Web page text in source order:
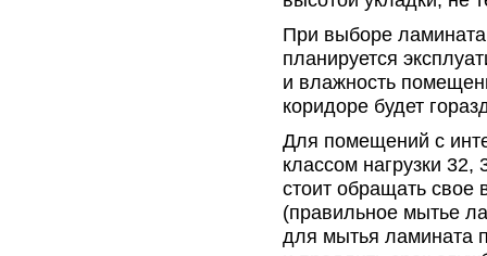
При выборе ламината
планируется
и влажность
коридоре будет
Для помещений с
классом нагрузки
стоит обращать свое
(правильное мытье
для мытья ламината